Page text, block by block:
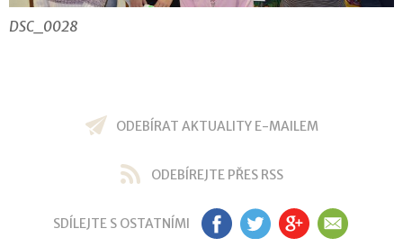
DSC_0028
ODEBÍRAT AKTUALITY E-MAILEM
ODEBÍREJTE PŘES RSS
SDÍLEJTE S OSTATNÍMI FB TW GP EM